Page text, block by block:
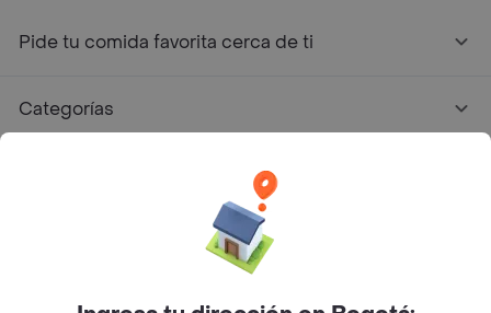
Pide tu comida favorita cerca de ti
Categorías